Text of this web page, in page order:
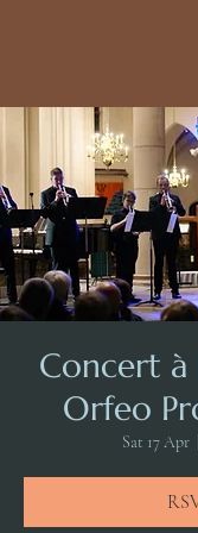
Concert à
Orfeo
Sat 17 Apr